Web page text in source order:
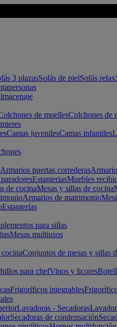
3 plazasSofás de pielSofás relax
de muellesColchones de
Camas juvenilesCamas infantiles
Armarios puertas correderas
EstanteriasMuebles
de cocinaMesas y sillas de cocina
Armarios de matrimonio
Estanterías
para sillas
Mesas multiusos
Conjuntos de mesas y sillas
para chefVinos y licores
Frigoríficos integrables
Lavadoras - Secadoras
Secadoras de condensación